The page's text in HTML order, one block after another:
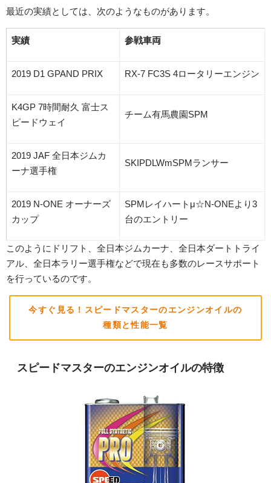
最近の実績としては、次のようなものがあります。
実績 参戦車両
2019 D1 GPAND PRIX RX-7 FC3S 4ロータリーエンジン
K4GP 7時間耐久 富士ス
ピードウェイ
チーム有馬農園SPM
2019 JAF 全日本ジムカ
ーナ選手権
SKIPDLWmSPMランサー
2019 N-ONE オーナーズ
カップ
SPMレイハートμ☆N-ONE より 3
台のエントリー
このようにドリフト、全日本ジムカーナ、全日本ダートトライ
アル、全日本ラリー選手権などで現在も多数のレースサポート
を行っているのです。
今すぐ見る！スピードマスターのエンジンオイルの
種類と性能一覧
スピードマスターのエンジンオイルの特徴